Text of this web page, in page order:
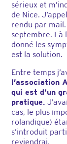
sérieux et
de Nice.
rendu par
septembre. Là
donné les
est la solution.
Entre temps
l’association
qui est d’un
pratique.
cas, le plus
rolandique)
s’introduit
reviendrai.